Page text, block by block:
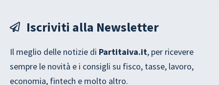
Iscriviti alla Newsletter
Il meglio delle notizie di Partitaiva.it, per ricevere
sempre le novità e i consigli su fisco, tasse, lavoro,
economia, fintech e molto altro.